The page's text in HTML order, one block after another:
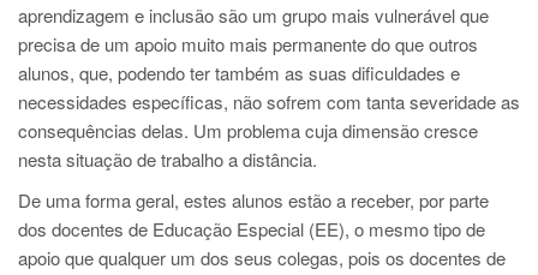
aprendizagem e inclusão são um grupo mais vulnerável que
precisa de um apoio muito mais permanente do que outros
alunos, que, podendo ter também as suas dificuldades e
necessidades específicas, não sofrem com tanta severidade as
consequências delas. Um problema cuja dimensão cresce
nesta situação de trabalho a distância.
De uma forma geral, estes alunos estão a receber, por parte
dos docentes de Educação Especial (EE), o mesmo tipo de
apoio que qualquer um dos seus colegas, pois os docentes de